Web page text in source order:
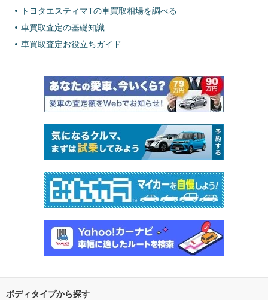
トヨタエスティマTの車買取相場を調べる
車買取査定の基礎知識
車買取査定お役立ちガイド
ボディタイプから探す